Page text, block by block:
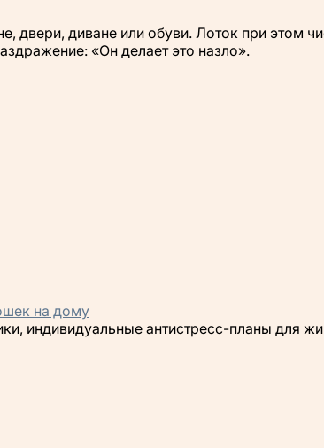
двери, диване или обуви. Лоток при этом
«Он делает это назло».
на дому
индивидуальные антистресс-планы для